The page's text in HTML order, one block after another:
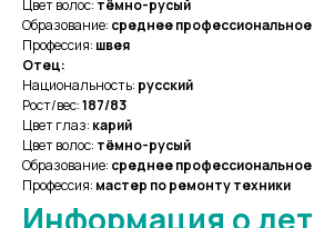
Цвет волос: тёмно-русый
Образование: среднее профессиональное
Профессия: швея
Отец:
Национальность: русский
Рост/вес:187/83
Цвет глаз: карий
Цвет волос: тёмно-русый
Образование: среднее профессиональное
Профессия: мастер по ремонту техники
Информация о